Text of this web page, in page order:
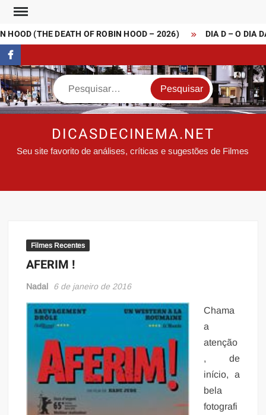
Skip
content(THE DEATH OF ROBIN HOOD – 2026) DIA D – O DIA
FaceBook
Search
DICASDECINEMA.NET
Seu site favorito de análises, críticas e sugestões de Filmes
Filmes Recentes
AFERIM !
Nadal 6 de janeiro de 2016
Chama
a
atenção
, de
início, a
bela
fotografi